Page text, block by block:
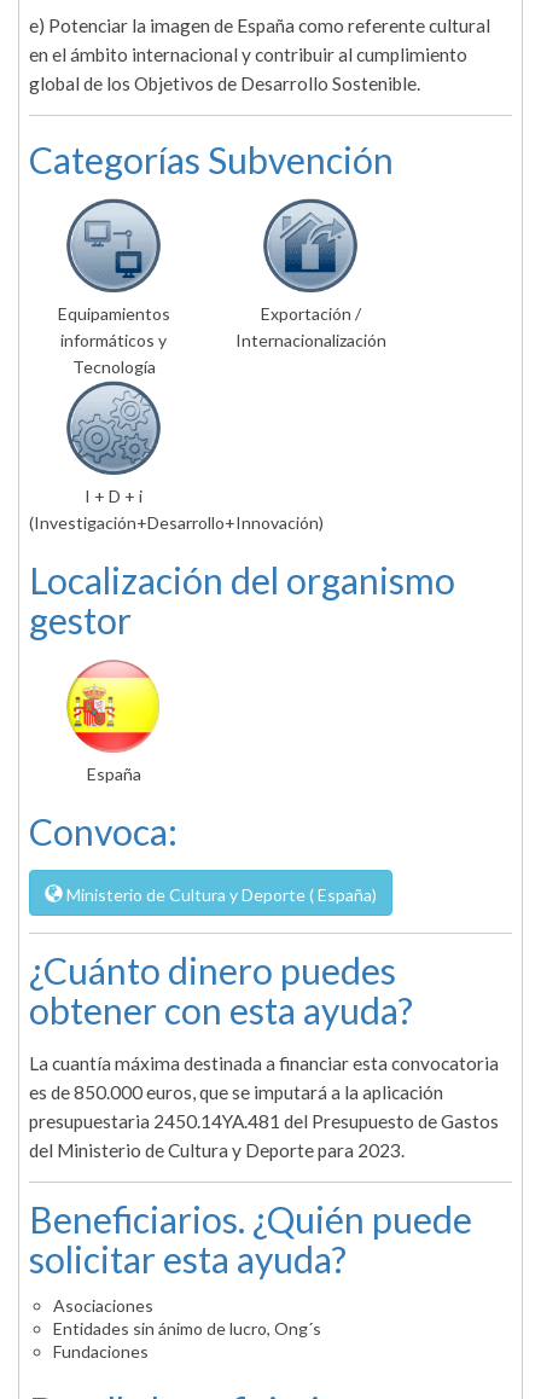
e) Potenciar la imagen de España como referente cultural
en el ámbito internacional y contribuir al cumplimiento
global de los Objetivos de Desarrollo Sostenible.
Categorías Subvención
Equipamientos
informáticos y
Tecnología
Exportación /
Internacionalización
I + D + i
(Investigación+Desarrollo+Innovación)
Localización del organismo
gestor
España
Convoca:
Ministerio de Cultura y Deporte ( España)
¿Cuánto dinero puedes
obtener con esta ayuda?
La cuantía máxima destinada a financiar esta convocatoria
es de 850.000 euros, que se imputará a la aplicación
presupuestaria 2450.14YA.481 del Presupuesto de Gastos
del Ministerio de Cultura y Deporte para 2023.
Beneficiarios. ¿Quién puede
solicitar esta ayuda?
Asociaciones
Entidades sin ánimo de lucro, Ong´s
Fundaciones